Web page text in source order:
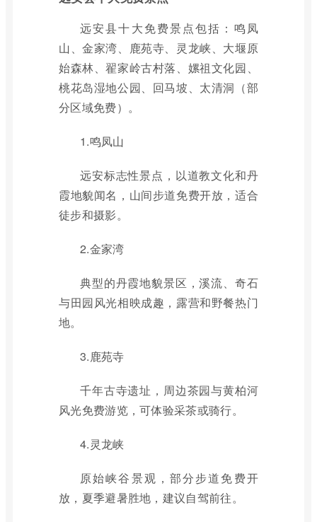
远安县十大免费景点包括：鸣凤
山、金家湾、鹿苑寺、灵龙峡、大堰原
始森林、翟家岭古村落、嫘祖文化园、
桃花岛湿地公园、回马坡、太清洞（部
分区域免费）。
1.鸣凤山
远安标志性景点，以道教文化和丹
霞地貌闻名，山间步道免费开放，适合
徒步和摄影。
2.金家湾
典型的丹霞地貌景区，溪流、奇石
与田园风光相映成趣，露营和野餐热门
地。
3.鹿苑寺
千年古寺遗址，周边茶园与黄柏河
风光免费游览，可体验采茶或骑行。
4.灵龙峡
原始峡谷景观，部分步道免费开
放，夏季避暑胜地，建议自驾前往。